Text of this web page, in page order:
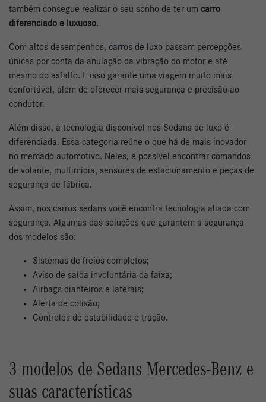
também consegue realizar o seu sonho de ter um carro
diferenciado e luxuoso.
Com altos desempenhos, carros de luxo passam percepções
únicas por conta da anulação da vibração do motor e até
mesmo do asfalto. E isso garante uma viagem muito mais
confortável, além de oferecer mais segurança e precisão ao
condutor.
Além disso, a tecnologia disponível nos Sedans de luxo é
diferenciada. Essa categoria reúne o que há de mais inovador
no mercado automotivo. Neles, é possível encontrar comandos
de volante, multimídia, sensores de estacionamento e peças de
segurança de fábrica.
Assim, nos carros sedans você encontra tecnologia aliada com
segurança. Algumas das soluções que garantem a segurança
dos modelos são:
Sistemas de freios completos;
Aviso de saída involuntária da faixa;
Airbags dianteiros e laterais;
Alerta de colisão;
Controles de estabilidade e tração.
3 modelos de Sedans Mercedes-Benz e
suas características